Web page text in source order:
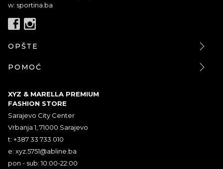
w: sportina.ba
OPŠTE
POMOĆ
XYZ & MARELLA PREMIUM
FASHION STORE
Sarajevo City Center
Vrbanja 1, 71000 Sarajevo
t: +387 33 733 010
e: xyz.5751@abline.ba
pon - sub: 10:00-22:00